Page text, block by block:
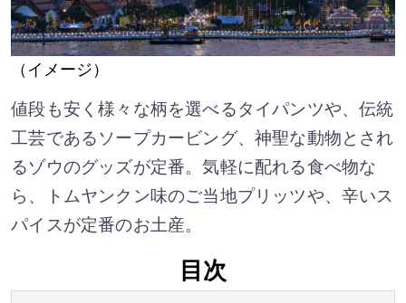
（イメージ）
値段も安く様々な柄を選べるタイパンツや、伝統
工芸であるソープカービング、神聖な動物とされ
るゾウのグッズが定番。気軽に配れる食べ物な
ら、トムヤンクン味のご当地プリッツや、辛いス
パイスが定番のお土産。
目次